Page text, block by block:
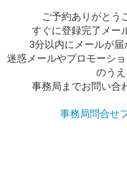
ご予約ありがとう
すぐに登録完了メー
3分以内にメールが届
迷惑メールやプロモーシ
のうえ
事務局までお問い合
事務局問合せ